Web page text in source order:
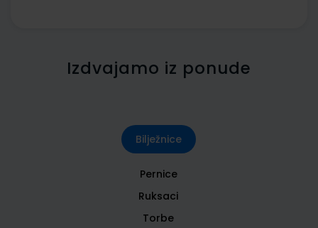
Izdvajamo iz ponude
Bilježnice
Pernice
Ruksaci
Torbe